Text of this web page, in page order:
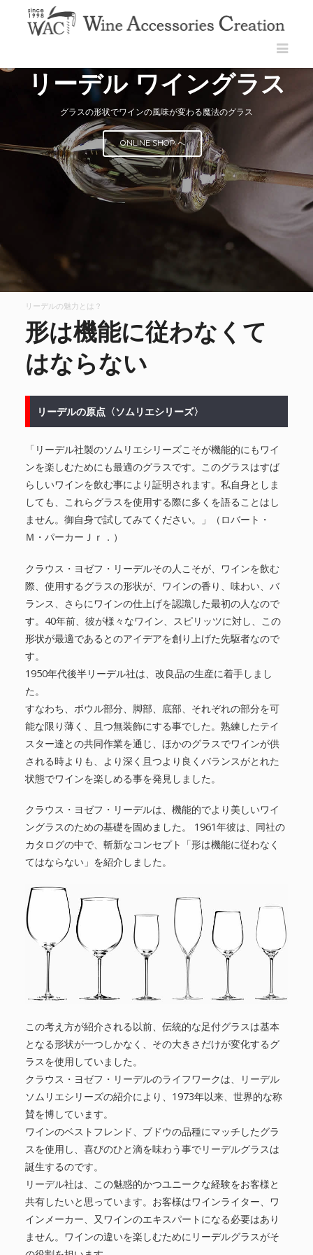
リーデル ワイングラス
グラスの形状でワインの風味が変わる魔法のグラス
ONLINE SHOP へ
リーデルの魅力とは？
形は機能に従わなくて
はならない
リーデルの原点〈ソムリエシリーズ〉
「リーデル社製のソムリエシリーズこそが機能的にもワイ
ンを楽しむためにも最適のグラスです。このグラスはすば
らしいワインを飲む事により証明されます。私自身としま
しても、これらグラスを使用する際に多くを語ることはし
ません。御自身で試してみてください。」（ロバート・
Ｍ・パーカーＪｒ．）
クラウス・ヨゼフ・リーデルその人こそが、ワインを飲む
際、使用するグラスの形状が、ワインの香り、味わい、バ
ランス、さらにワインの仕上げを認識した最初の人なので
す。40年前、彼が様々なワイン、スピリッツに対し、この
形状が最適であるとのアイデアを創り上げた先駆者なので
す。
1950年代後半リーデル社は、改良品の生産に着手しまし
た。
すなわち、ボウル部分、脚部、底部、それぞれの部分を可
能な限り薄く、且つ無装飾にする事でした。熟練したテイ
スター達との共同作業を通じ、ほかのグラスでワインが供
される時よりも、より深く且つより良くバランスがとれた
状態でワインを楽しめる事を発見しました。
クラウス・ヨゼフ・リーデルは、機能的でより美しいワイ
ングラスのための基礎を固めました。 1961年彼は、同社の
カタログの中で、斬新なコンセプト「形は機能に従わなく
てはならない」を紹介しました。
この考え方が紹介される以前、伝統的な足付グラスは基本
となる形状が一つしかなく、その大きさだけが変化するグ
ラスを使用していました。
クラウス・ヨゼフ・リーデルのライフワークは、リーデル
ソムリエシリーズの紹介により、1973年以来、世界的な称
賛を博しています。
ワインのベストフレンド、ブドウの品種にマッチしたグラ
スを使用し、喜びのひと滴を味わう事でリーデルグラスは
誕生するのです。
リーデル社は、この魅惑的かつユニークな経験をお客様と
共有したいと思っています。お客様はワインライター、ワ
インメーカー、又ワインのエキスパートになる必要はあり
ません。ワインの違いを楽しむためにリーデルグラスがそ